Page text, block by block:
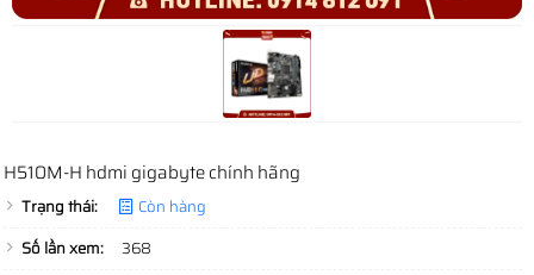
H510M-H hdmi gigabyte chính hãng
Trạng thái:
Còn hàng
Số lần xem:
368